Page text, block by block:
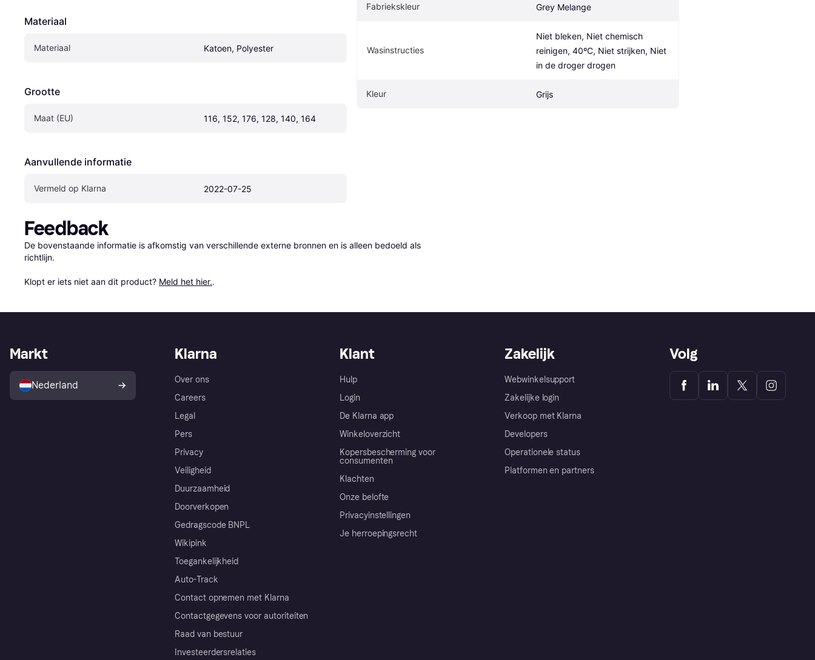
Materiaal
Materiaal Katoen, Polyester
Grootte
Maat (EU) 116, 152, 176, 128, 140, 164
Aanvullende informatie
Vermeld op Klarna 2022-07-25
Fabriekskleur Grey Melange
Wasinstructies
Niet bleken, Niet chemisch
reinigen, 40ºC, Niet strijken, Niet
in de droger drogen
Kleur Grijs
Feedback
De bovenstaande informatie is afkomstig van verschillende externe bronnen en is alleen bedoeld als
richtlijn.
Klopt er iets niet aan dit product? Meld het hier..
Klarna
Over ons
Careers
Legal
Pers
Privacy
Veiligheid
Duurzaamheid
Doorverkopen
Gedragscode BNPL
Wikipink
Toegankelijkheid
Auto-Track
Contact opnemen met Klarna
Contactgegevens voor autoriteiten
Raad van bestuur
Investeerdersrelaties
Klant
Hulp
Login
De Klarna app
Winkeloverzicht
Kopersbescherming voor
consumenten
Klachten
Onze belofte
Privacyinstellingen
Je herroepingsrecht
Zakelijk
Webwinkelsupport
Zakelijke login
Verkoop met Klarna
Developers
Operationele status
Platformen en partners
Markt
Nederland
Volg